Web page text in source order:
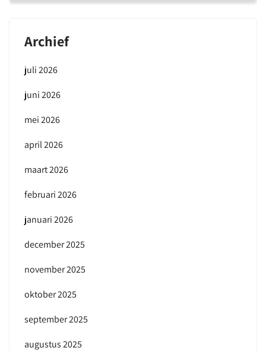
Archief
juli 2026
juni 2026
mei 2026
april 2026
maart 2026
februari 2026
januari 2026
december 2025
november 2025
oktober 2025
september 2025
augustus 2025